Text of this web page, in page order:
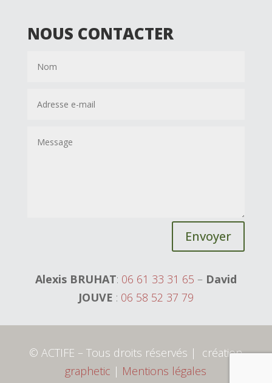
NOUS CONTACTER
Envoyer
Alexis BRUHAT: 06 61 33 31 65 – David
JOUVE : 06 58 52 37 79
© ACTIFE – Tous droits réservés | création
graphetic | Mentions légales